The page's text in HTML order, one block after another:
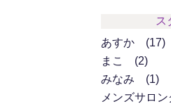
ス
あすか
17
まこ
2
みなみ
1
メンズサロ